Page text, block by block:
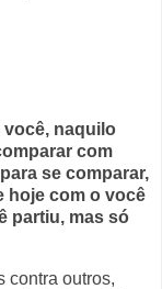
você, naquilo
com
se comparar,
hoje com o você
partiu, mas só
contra outros,